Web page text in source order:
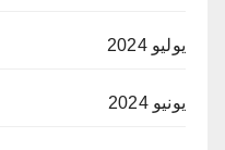
يوليو 2024
يونيو 2024